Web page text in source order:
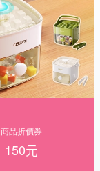
商品折價券
150元